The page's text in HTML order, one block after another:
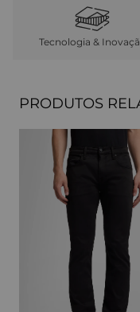
Tecnologia &
PRODUTOS